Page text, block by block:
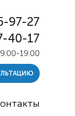
97-27
40-17
19:00